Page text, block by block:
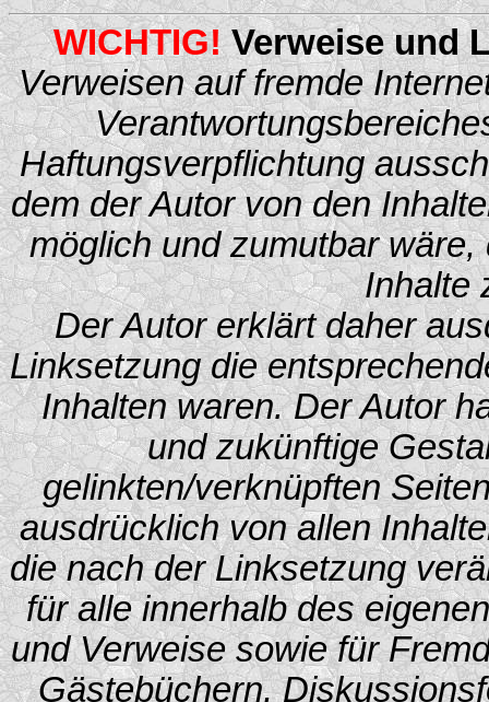
WICHTIG!Verweise und
Verweisen auf fremde
Haftungsverpflichtung
dem der Autor von den
möglich und zumutbar
Inhalte
Der Autor erklärt daher
Linksetzung die
Inhalten waren. Der Autor
und zukünftige
gelinkten/verknüpften
ausdrücklich von allen
die nach der Linksetzung
für alle innerhalb des
und Verweise sowie für
Gästebüchern,